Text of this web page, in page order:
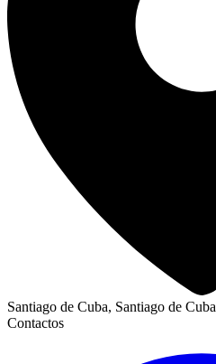
Santiago de Cuba, Santiago de Cuba
Contactos